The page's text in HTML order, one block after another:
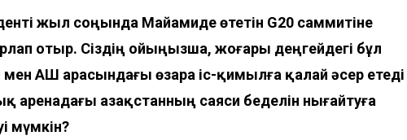
жыл соңында Майамиде өтетін G20 саммитіне
отыр. Сіздің ойыңызша, жоғары деңгейдегі бұл
мен АҚШ арасындағы өзара іс-қимылға қалай әсер етеді
аренадағы Қазақстанның саяси беделін нығайтуға
мүмкін?